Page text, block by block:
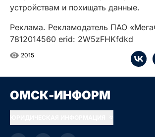
устройствам и похищать данные.
Реклама. Рекламодатель ПАО
7812014560 erid: 2W5zFHKfdkd
2015
ОМСК-ИНФОРМ